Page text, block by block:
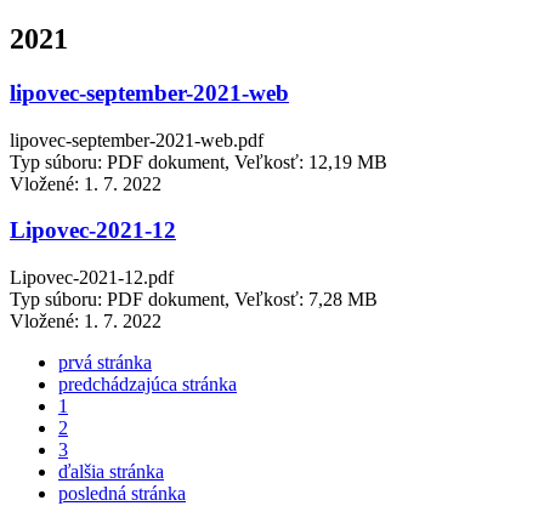
2021
lipovec-september-2021-web
lipovec-september-2021-web.pdf
Typ súboru: PDF dokument, Veľkosť: 12,19 MB
Vložené: 1. 7. 2022
Lipovec-2021-12
Lipovec-2021-12.pdf
Typ súboru: PDF dokument, Veľkosť: 7,28 MB
Vložené: 1. 7. 2022
prvá stránka
predchádzajúca stránka
1
2
3
ďalšia stránka
posledná stránka